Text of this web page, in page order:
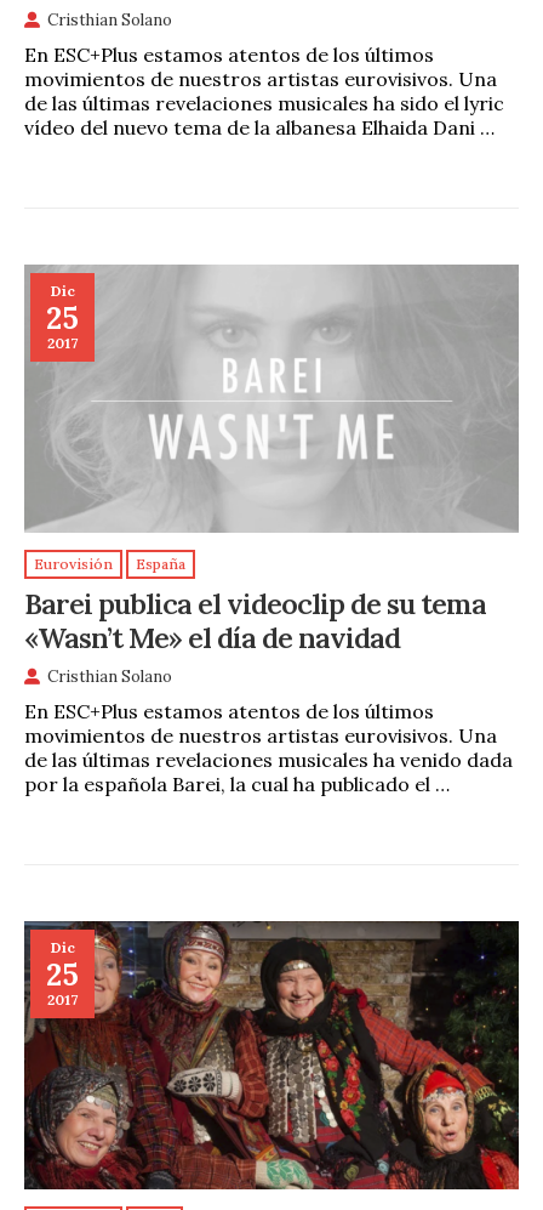
Cristhian Solano
En ESC+Plus estamos atentos de los últimos
movimientos de nuestros artistas eurovisivos. Una
de las últimas revelaciones musicales ha sido el lyric
vídeo del nuevo tema de la albanesa Elhaida Dani …
Dic
25
2017
Eurovisión España
Barei publica el videoclip de su tema
«Wasn’t Me» el día de navidad
Cristhian Solano
En ESC+Plus estamos atentos de los últimos
movimientos de nuestros artistas eurovisivos. Una
de las últimas revelaciones musicales ha venido dada
por la española Barei, la cual ha publicado el …
Dic
25
2017